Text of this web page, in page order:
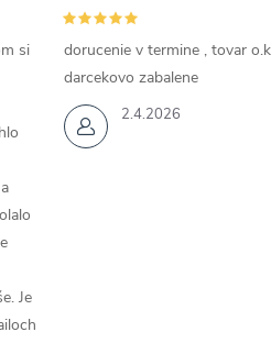
si
Je
2.4.2026
dorucenie v termine , tovar
darcekovo zabalene